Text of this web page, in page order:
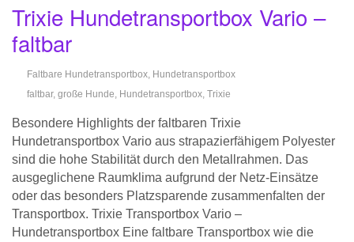
Trixie Hundetransportbox Vario –
faltbar
Faltbare Hundetransportbox, Hundetransportbox
faltbar, große Hunde, Hundetransportbox, Trixie
Besondere Highlights der faltbaren Trixie
Hundetransportbox Vario aus strapazierfähigem Polyester
sind die hohe Stabilität durch den Metallrahmen. Das
ausgeglichene Raumklima aufgrund der Netz-Einsätze
oder das besonders Platzsparende zusammenfalten der
Transportbox. Trixie Transportbox Vario –
Hundetransportbox Eine faltbare Transportbox wie die